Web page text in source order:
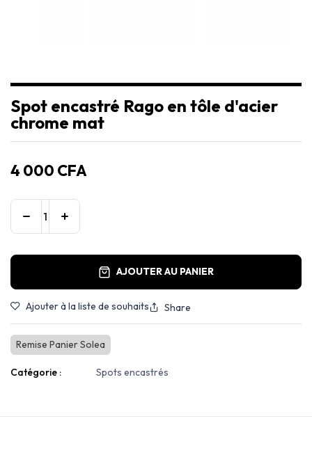
Spot encastré Rago en tôle d'acier
chrome mat
4 000 CFA
AJOUTER AU PANIER
Ajouter à la liste de souhaits Share
Remise Panier Solea
Catégorie : Spots encastrés